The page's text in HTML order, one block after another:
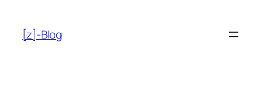
Inhalt
springen
[z]-Blog